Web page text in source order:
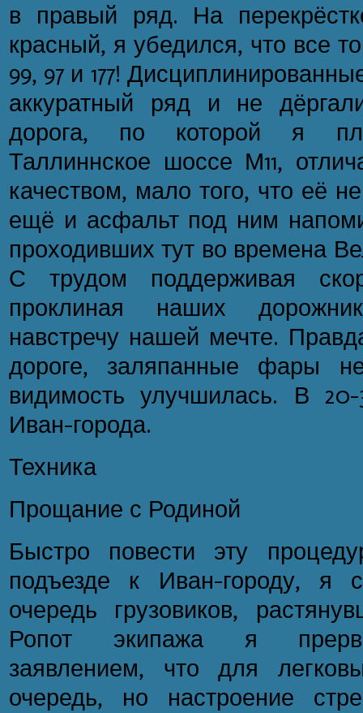
в правый ряд. На
красный, я убедился, что все
99, 97 и 177!
аккуратный ряд и не
дорога, по которой я
Таллиннское шоссе М11,
качеством, мало того, что её
ещё и асфальт под ним
проходивших тут во времена
С трудом поддерживая
проклиная наших
навстречу нашей мечте.
дороге, заляпанные фары
видимость улучшилась. В
Иван-города.
Техника
Прощание с Родиной
Быстро повести эту
подъезде к Иван-городу, я
очередь грузовиков,
Ропот экипажа я
заявлением, что для
очередь, но настроение